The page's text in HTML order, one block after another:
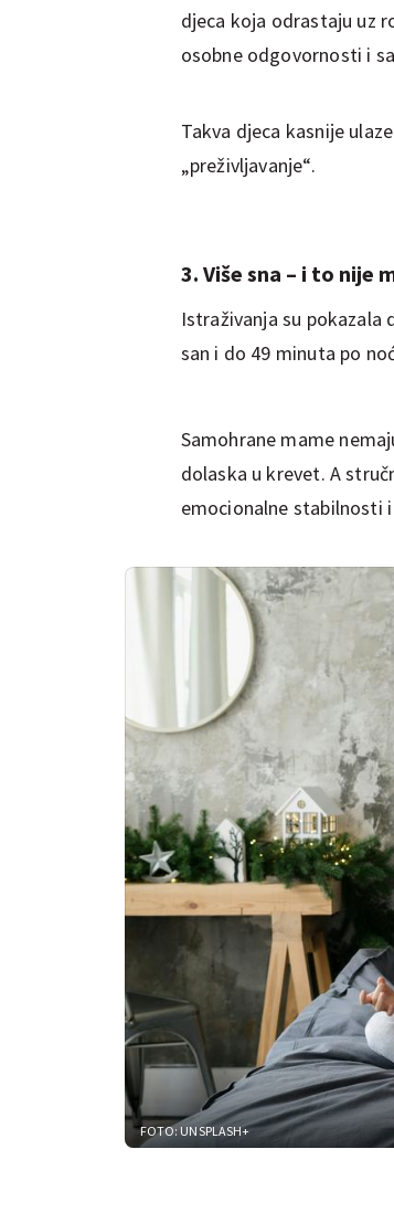
djeca koja odrastaju uz
osobne odgovornosti i
Takva djeca kasnije
„preživljavanje“.
3. Više sna – i to nije
Istraživanja su
san i do 49 minuta po
Samohrane mame
dolaska u krevet. A
emocionalne stabilnosti
FOTO: UNSPLASH+